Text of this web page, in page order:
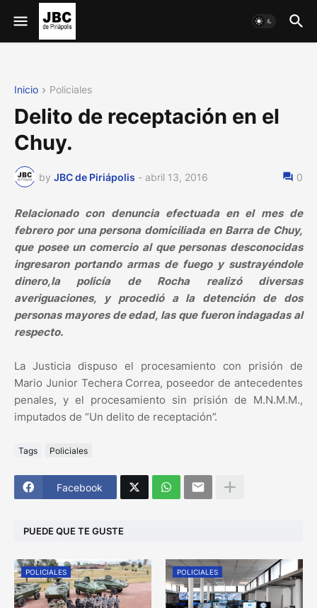
Inicio Policiales
Delito de receptación en el
Chuy.
by JBC de Piriápolis - abril 13, 2016 0
Relacionado con denuncia efectuada en el mes de
febrero por una persona domiciliada en Barra de Chuy,
que posee un comercio al que personas desconocidas
ingresaron portando armas de fuego y sustrayéndole
dinero,la policía de Rocha realizó diversas
averiguaciones, y procedió a la detención de dos
personas mayores de edad, las que fueron indagadas al
respecto.
La Justicia dispuso el procesamiento con prisión de
Mario Junior Techera Correa, poseedor de antecedentes
penales, y el procesamiento sin prisión de M.N.M.M.,
imputados de “Un delito de receptación”.
Tags Policiales
Facebook
PUEDE QUE TE GUSTE
POLICIALES POLICIALES